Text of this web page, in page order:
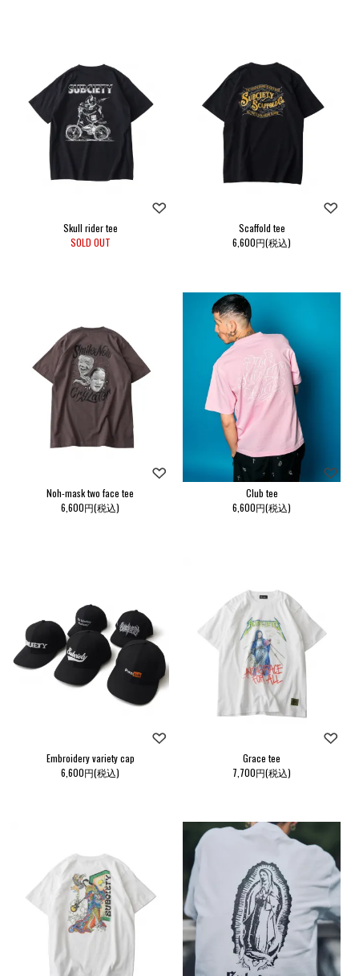
Skull rider tee
SOLD OUT
Scaffold tee
6,600円(税込)
Noh-mask two face tee
6,600円(税込)
Club tee
6,600円(税込)
Embroidery variety cap
6,600円(税込)
Grace tee
7,700円(税込)